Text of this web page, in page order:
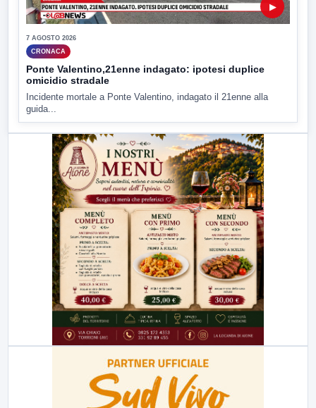
▶
7 AGOSTO 2026
CRONACA
Ponte Valentino,21enne indagato: ipotesi duplice
omicidio stradale
Incidente mortale a Ponte Valentino, indagato il 21enne alla
guida...